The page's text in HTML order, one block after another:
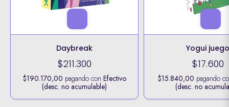
Daybreak
$211.300
$190.170,00 pagando con Efectivo
(desc. no acumulable)
Yogui
$17.600
$15.840,00 pagando
(desc. no